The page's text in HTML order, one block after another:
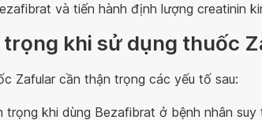
và tiến hành định lượng creatinin
trọng khi sử dụng thuốc
Zafular cần thận trọng các yếu tố sau:
trọng khi dùng Bezafibrat ở bệnh nhân